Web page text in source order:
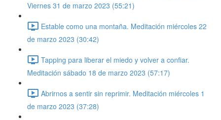
Viernes 31 de marzo 2023 (55:21)
Estable como una montaña. Meditación miércoles 22
de marzo 2023 (30:42)
Tapping para liberar el miedo y volver a confiar.
Meditación sábado 18 de marzo 2023 (57:17)
Abrirnos a sentir sin reprimir. Meditación miércoles 1
de marzo 2023 (37:28)